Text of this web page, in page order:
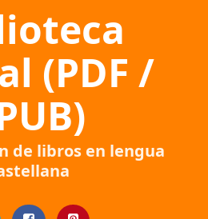
(PDF /
de libros en lengua